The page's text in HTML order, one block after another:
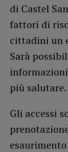
di Castel
fattori di
cittadini un
Sarà
più salutare.
Gli accessi